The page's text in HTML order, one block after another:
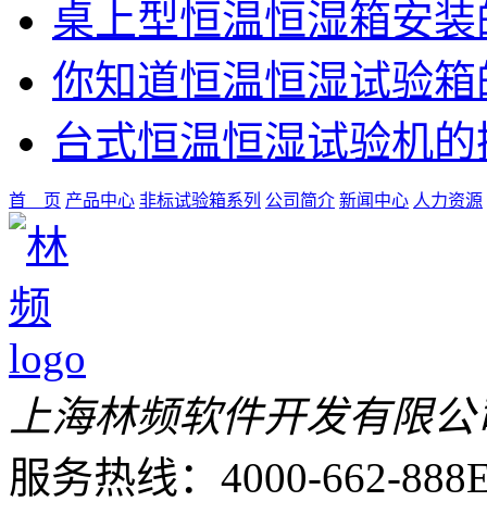
桌上型恒温恒湿箱安
你知道恒温恒湿试验
台式恒温恒湿试验机
首 页 产品中心 非标试验箱系列 公司简介 新闻中心 人力资源
上海林频软件开发有限公
服务热线：4000-662-888